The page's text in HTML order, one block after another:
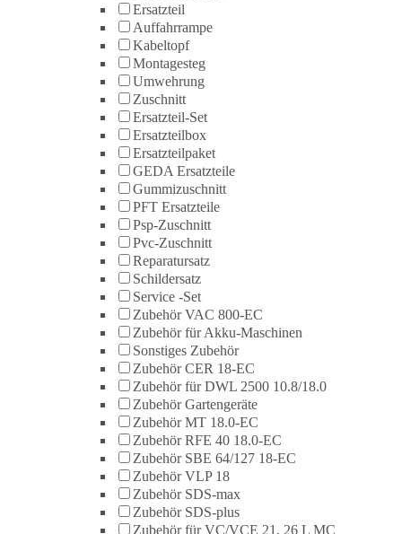
Ersatzteil
Auffahrrampe
Kabeltopf
Montagesteg
Umwehrung
Zuschnitt
Ersatzteil-Set
Ersatzteilbox
Ersatzteilpaket
GEDA Ersatzteile
Gummizuschnitt
PFT Ersatzteile
Psp-Zuschnitt
Pvc-Zuschnitt
Reparatursatz
Schildersatz
Service -Set
Zubehör VAC 800-EC
Zubehör für Akku-Maschinen
Sonstiges Zubehör
Zubehör CER 18-EC
Zubehör für DWL 2500 10.8/18.0
Zubehör Gartengeräte
Zubehör MT 18.0-EC
Zubehör RFE 40 18.0-EC
Zubehör SBE 64/127 18-EC
Zubehör VLP 18
Zubehör SDS-max
Zubehör SDS-plus
Zubehör für VC/VCE 21, 26 L MC